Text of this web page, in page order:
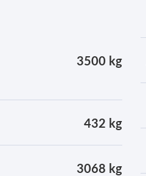
3500 kg
432 kg
3068 kg